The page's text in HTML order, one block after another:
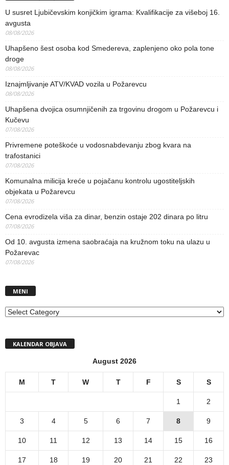
U susret Ljubičevskim konjičkim igrama: Kvalifikacije za višeboj 16.
avgusta
08/08/2026
Uhapšeno šest osoba kod Smedereva, zaplenjeno oko pola tone
droge
08/08/2026
Iznajmljivanje ATV/KVAD vozila u Požarevcu
08/08/2026
Uhapšena dvojica osumnjičenih za trgovinu drogom u Požarevcu i
Kučevu
07/08/2026
Privremene poteškoće u vodosnabdevanju zbog kvara na
trafostanici
07/08/2026
Komunalna milicija kreće u pojačanu kontrolu ugostiteljskih
objekata u Požarevcu
07/08/2026
Cena evrodizela viša za dinar, benzin ostaje 202 dinara po litru
07/08/2026
Od 10. avgusta izmena saobraćaja na kružnom toku na ulazu u
Požarevac
07/08/2026
MENI
MENI
KALENDAR OBJAVA
August 2026
M T W T F S S
1 2
3 4 5 6 7 8 9
10 11 12 13 14 15 16
17 18 19 20 21 22 23